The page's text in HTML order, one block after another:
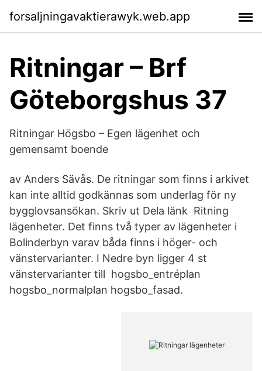
forsaljningavaktierawyk.web.app
Ritningar – Brf
Göteborgshus 37
Ritningar Högsbo – Egen lägenhet och
gemensamt boende
av Anders Sävås. De ritningar som finns i arkivet
kan inte alltid godkännas som underlag för ny
bygglovsansökan. Skriv ut Dela länk Ritning
lägenheter. Det finns två typer av lägenheter i
Bolinderbyn varav båda finns i höger- och
vänstervarianter. I Nedre byn ligger 4 st
vänstervarianter till hogsbo_entréplan
hogsbo_normalplan hogsbo_fasad.